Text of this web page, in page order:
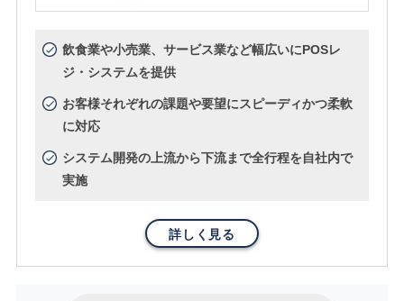
飲食業や小売業、サービス業など幅広いにPOSレ
ジ・システムを提供
お客様それぞれの課題や要望にスピーディかつ柔軟
に対応
システム開発の上流から下流まで全行程を自社内で
実施
詳しく見る